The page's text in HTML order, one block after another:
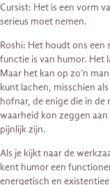
Cursist: Het is een vorm
serieus moet nemen.
Roshi: Het houdt ons een
functie is van humor. Het
Maar het kan op zo’n
kunt lachen, misschien
hofnar, de enige die in
waarheid kon zeggen
pijnlijk zijn.
Als je kijkt naar de
kent humor een
energetisch en